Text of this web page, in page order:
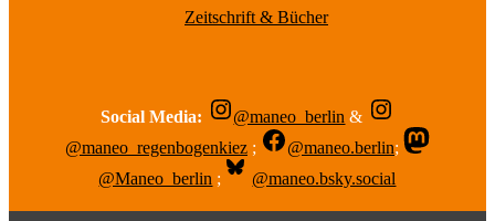
Zeitschrift & Bücher
Social Media: @maneo_berlin &
@maneo_regenbogenkiez ; @maneo.berlin;
@Maneo_berlin ; @maneo.bsky.social